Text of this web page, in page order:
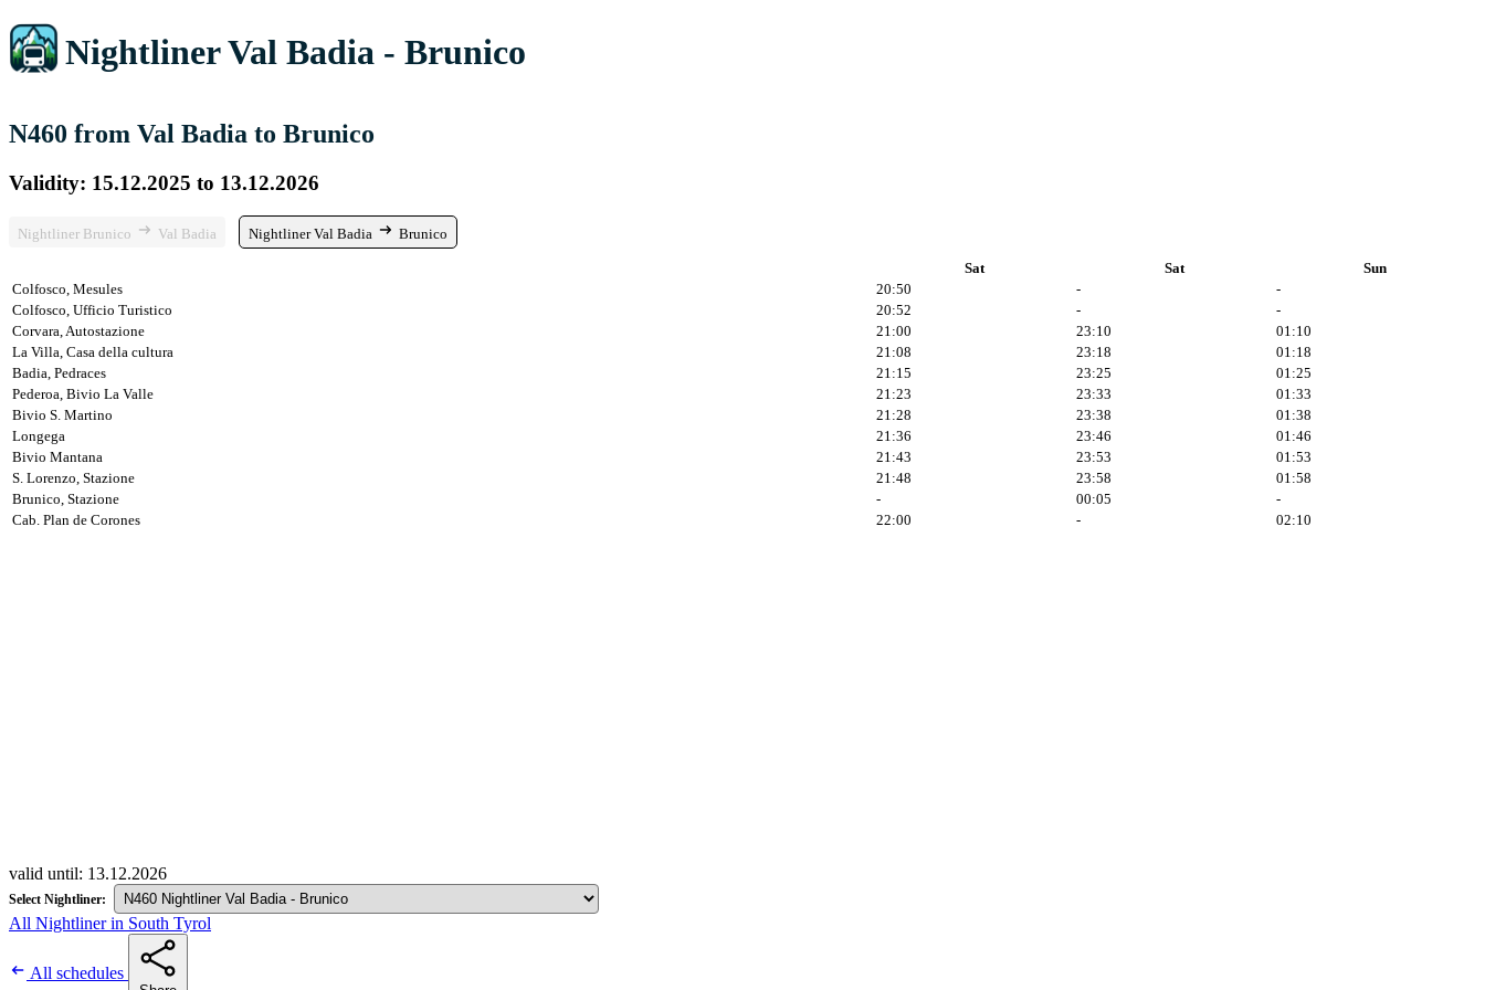
Nightliner Val Badia - Brunico
N460 from Val Badia to Brunico
Validity: 15.12.2025 to 13.12.2026
Nightliner Brunico Val Badia Nightliner Val Badia Brunico
Sat Sat
Sun
Colfosco, Mesules
20:50 -
-
Colfosco, Ufficio Turistico
20:52 -
-
Corvara, Autostazione
21:00 23:10
01:10
La Villa, Casa della cultura
21:08 23:18
01:18
Badia, Pedraces
21:15 23:25
01:25
Pederoa, Bivio La Valle
21:23 23:33
01:33
Bivio S. Martino
21:28 23:38
01:38
Longega
21:36 23:46
01:46
Bivio Mantana
21:43 23:53
01:53
S. Lorenzo, Stazione
21:48 23:58
01:58
Brunico, Stazione
- 00:05
-
Cab. Plan de Corones
22:00 - 02:10
valid until: 13.12.2026
Select Nightliner:
All Nightliner in South Tyrol
All schedules